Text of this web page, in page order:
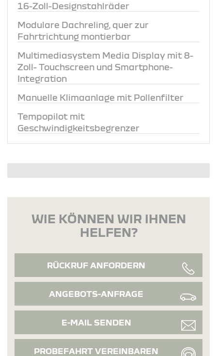
16-Zoll-Designstahlräder
Modulare Dachreling, quer zur
Fahrtrichtung montierbar
Multimediasystem Media Display mit 8-
Zoll- Touchscreen und Smartphone-
Integration
Manuelle Klimaanlage mit Pollenfilter
Tempopilot mit
Geschwindigkeitsbegrenzer
WIE KÖNNEN WIR IHNEN
HELFEN?
RÜCKRUF ANFORDERN
ANGEBOTS-ANFRAGE
E-MAIL SENDEN
PROBEFAHRT VEREINBAREN